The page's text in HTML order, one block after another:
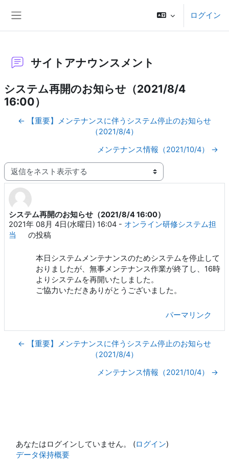
ログイン
サイトアナウンスメント
システム再開のお知らせ（2021/8/4
16:00）
← 【重要】メンテナンスに伴うシステム停止のお知らせ
（2021/8/4）
メンテナンス情報（2021/10/4） →
表示モード
システム再開のお知らせ（2021/8/4 16:00）
2021年 08月 4日(水曜日) 16:04 - オンライン研修システム担
当
の投稿
返信数: 0
本日システムメンテナンスのためシステムを停止して
おりましたが、無事メンテナンス作業が終了し、16時
よりシステムを再開いたしました。
ご協力いただきありがとうございました。
パーマリンク
← 【重要】メンテナンスに伴うシステム停止のお知らせ
（2021/8/4）
メンテナンス情報（2021/10/4） →
あなたはログインしていません。 (ログイン)
データ保持概要